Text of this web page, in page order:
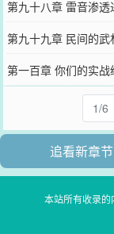
第九十八章 雷音渗透
第九十九章 民间的武
第一百章 你们的实战
1/6
追看新章
本站所有收录的